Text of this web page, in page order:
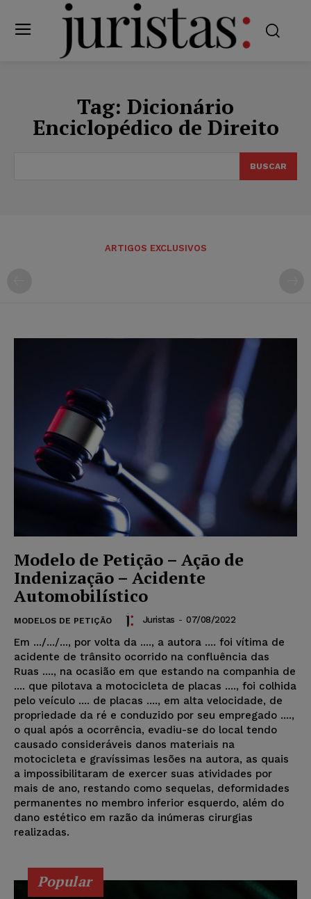
Tag: Dicionário
Enciclopédico de Direito
BUSCAR
ARTIGOS EXCLUSIVOS
Modelo de Petição – Ação de
Indenização – Acidente
Automobilístico
MODELOS DE PETIÇÃO Juristas - 07/08/2022
Em .../.../..., por volta da ...., a autora .... foi vítima de
acidente de trânsito ocorrido na confluência das
Ruas ...., na ocasião em que estando na companhia de
.... que pilotava a motocicleta de placas ...., foi colhida
pelo veículo .... de placas ...., em alta velocidade, de
propriedade da ré e conduzido por seu empregado ....,
o qual após a ocorrência, evadiu-se do local tendo
causado consideráveis danos materiais na
motocicleta e gravíssimas lesões na autora, as quais
a impossibilitaram de exercer suas atividades por
mais de ano, restando como sequelas, deformidades
permanentes no membro inferior esquerdo, além do
dano estético em razão da inúmeras cirurgias
realizadas.
Popular